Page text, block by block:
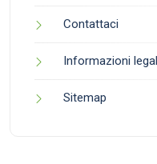
Contattaci
Informazioni
Sitemap